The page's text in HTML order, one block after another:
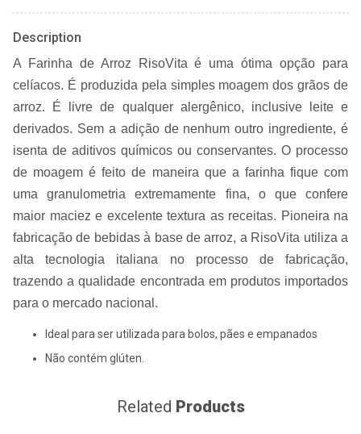
Description
A Farinha de Arroz RisoVitaé uma ótima opção para
celíacos. É produzida pela simples moagem dos grãos de
arroz. É livre de qualquer alergênico, inclusive leite e
derivados. Sem a adição de nenhum outro ingrediente, é
isenta de aditivos químicos ou conservantes. O processo
de moagem é feito de maneira que a farinha fique com
uma granulometria extremamente fina, o que confere
maior maciez e excelente textura as receitas. Pioneira na
fabricação de bebidas à base de arroz, a RisoVita utiliza a
alta tecnologia italiana no processo de fabricação,
trazendo a qualidade encontrada em produtos importados
para o mercado nacional.
Ideal para ser utilizada para bolos, pães e empanados
Não contém glúten.
Related Products